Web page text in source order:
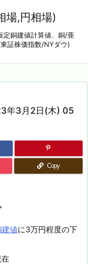
場,円相場)
定銅建値計算値、銅/亜
証株価指数/NYダウ)
年3月2日(木) 05
Copy
建値に3万円程度の下